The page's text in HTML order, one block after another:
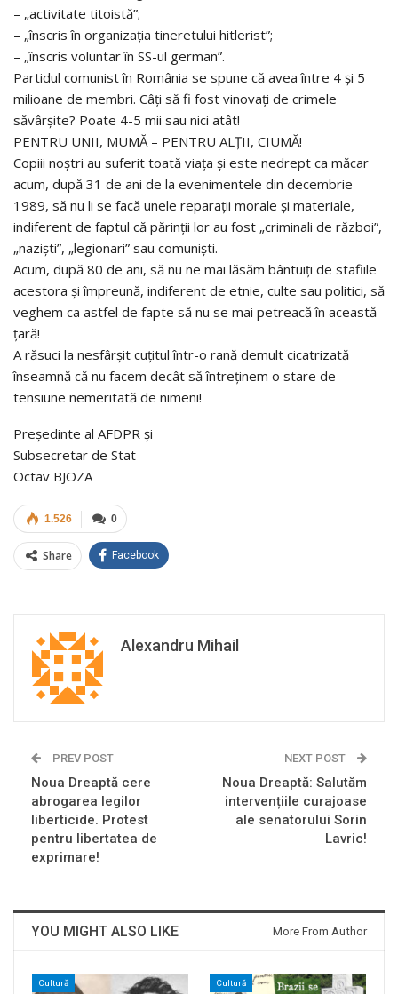
– „activitate titoistă”;
– „înscris în organizația tineretului hitlerist”;
– „înscris voluntar în SS-ul german”.
Partidul comunist în România se spune că avea între 4 și 5
milioane de membri. Câți să fi fost vinovați de crimele
săvârșite? Poate 4-5 mii sau nici atât!
PENTRU UNII, MUMĂ – PENTRU ALȚII, CIUMĂ!
Copiii noștri au suferit toată viața și este nedrept ca măcar
acum, după 31 de ani de la evenimentele din decembrie
1989, să nu li se facă unele reparații morale și materiale,
indiferent de faptul că părinții lor au fost „criminali de război”,
„naziști”, „legionari” sau comuniști.
Acum, după 80 de ani, să nu ne mai lăsăm bântuiți de stafiile
acestora și împreună, indiferent de etnie, culte sau politici, să
veghem ca astfel de fapte să nu se mai petreacă în această
țară!
A răsuci la nesfârșit cuțitul într-o rană demult cicatrizată
înseamnă că nu facem decât să întreținem o stare de
tensiune nemeritată de nimeni!
Preşedinte al AFDPR și
Subsecretar de Stat
Octav BJOZA
0
1.526
Share Facebook
Alexandru Mihail
PREV POST
Noua Dreaptă cere
abrogarea legilor
liberticide. Protest
pentru libertatea de
exprimare!
NEXT POST
Noua Dreaptă: Salutăm
intervențiile curajoase
ale senatorului Sorin
Lavric!
YOU MIGHT ALSO LIKE More From Author
Cultură Cultură